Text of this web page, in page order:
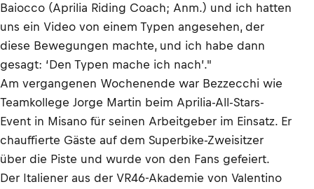
Baiocco (Aprilia Riding Coach; Anm.) und ich hatten
uns ein Video von einem Typen angesehen, der
diese Bewegungen machte, und ich habe dann
gesagt: ‘Den Typen mache ich nach’."
Am vergangenen Wochenende war Bezzecchi wie
Teamkollege Jorge Martin beim Aprilia-All-Stars-
Event in Misano für seinen Arbeitgeber im Einsatz. Er
chauffierte Gäste auf dem Superbike-Zweisitzer
über die Piste und wurde von den Fans gefeiert.
Der Italiener aus der VR46-Akademie von Valentino